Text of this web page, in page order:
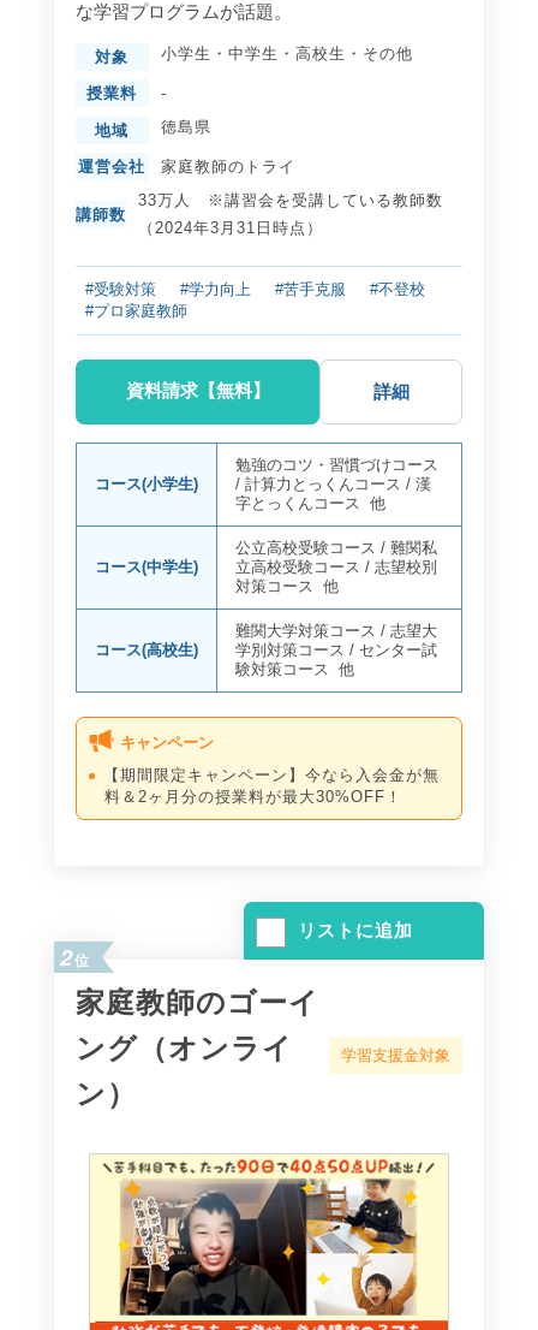
な学習プログラムが話題。
対象 小学生 ・ 中学生 ・ 高校生 ・ その他
授業料 -
地域 徳島県
運営会社 家庭教師のトライ
講師数
33万人 ※講習会を受講している教師数
（2024年3月31日時点）
#受験対策 #学力向上 #苦手克服
#不登校
#プロ家庭教師
資料請求【無料】 詳細
コース(小学生)
勉強のコツ・習慣づけコース
/計算力とっくんコース /漢
字とっくんコース 他
コース(中学生)
公立高校受験コース /難関私
立高校受験コース /志望校別
対策コース 他
コース(高校生)
難関大学対策コース /志望大
学別対策コース /センター試
験対策コース 他
キャンペーン
【期間限定キャンペーン】今なら入会金が無
料＆2ヶ月分の授業料が最大30%OFF！
リストに追加
2位
家庭教師のゴーイ
ング（オンライ
ン）
学習支援金対象